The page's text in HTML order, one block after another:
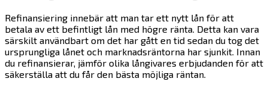
Refinansiering innebär att man tar ett nytt lån för att
betala av ett befintligt lån med högre ränta. Detta kan vara
särskilt användbart om det har gått en tid sedan du tog det
ursprungliga lånet och marknadsräntorna har sjunkit. Innan
du refinansierar, jämför olika långivares erbjudanden för att
säkerställa att du får den bästa möjliga räntan.